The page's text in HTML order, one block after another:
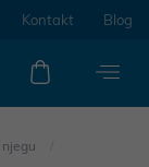
Kontakt Blog